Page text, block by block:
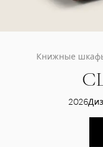
Книжные
2026